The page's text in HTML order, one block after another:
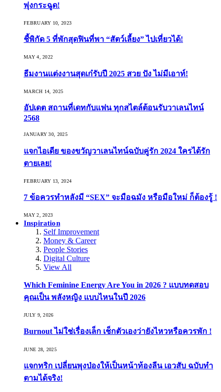
พุ่งกระฉูด!
FEBRUARY 10, 2023
ชี้พิกัด 5 ที่พักสุดฟินที่พา “สัตว์เลี้ยง” ไปเที่ยวได้!
MAY 4, 2022
ธีมงานแต่งงานสุดเก๋รับปี 2025 สวย ปัง ไม่มีเอาท์!
MARCH 14, 2025
อัปเดต สถานที่เดทกับแฟน ทุกสไตล์ต้อนรับวาเลนไทน์
2568
JANUARY 30, 2025
แจกไอเดีย ของขวัญวาเลนไทน์ฉบับคู่รัก 2024 ใครได้รัก
ตายเลย!
FEBRUARY 13, 2024
7 ข้อควรทำหลังมี “SEX” จะมือฉมัง หรือมือใหม่ ก็ต้องรู้ !
MAY 2, 2023
Inspiration
Self Improvement
Money & Career
People Stories
Digital Culture
View All
Which Feminine Energy Are You in 2026 ? แบบทดสอบ
คุณเป็น พลังหญิง แบบไหนในปี 2026
JULY 9, 2026
Burnout ไม่ใช่เรื่องเล็ก เช็กตัวเองว่ายังไหวหรือควรพัก !
JUNE 28, 2025
แจกทริก เปลี่ยนพุงป่องให้เป็นหน้าท้องลีน เอวสับ ฉบับทำ
ตามได้จริง!